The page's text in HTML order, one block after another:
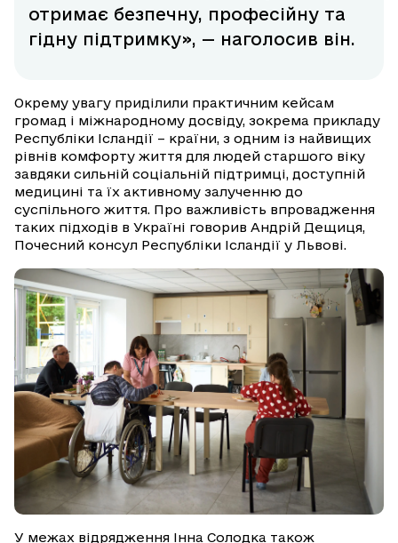
отримає безпечну, професійну та
гідну підтримку», — наголосив він.
Окрему увагу приділили практичним кейсам
громад і міжнародному досвіду, зокрема прикладу
Республіки Ісландії – країни, з одним із найвищих
рівнів комфорту життя для людей старшого віку
завдяки сильній соціальній підтримці, доступній
медицині та їх активному залученню до
суспільного життя. Про важливість впровадження
таких підходів в Україні говорив Андрій Дещиця,
Почесний консул Республіки Ісландії у Львові.
У межах відрядження Інна Солодка також